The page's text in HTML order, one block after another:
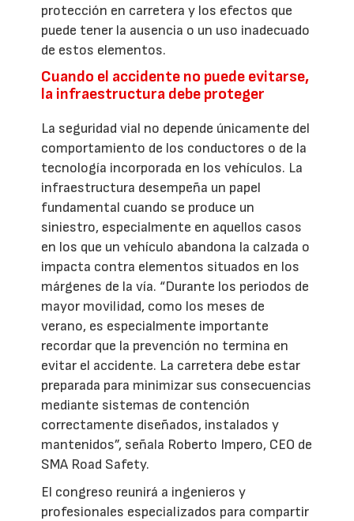
protección en carretera y los efectos que
puede tener la ausencia o un uso inadecuado
de estos elementos.
Cuando el accidente no puede evitarse,
la infraestructura debe proteger
La seguridad vial no depende únicamente del
comportamiento de los conductores o de la
tecnología incorporada en los vehículos. La
infraestructura desempeña un papel
fundamental cuando se produce un
siniestro, especialmente en aquellos casos
en los que un vehículo abandona la calzada o
impacta contra elementos situados en los
márgenes de la vía. “Durante los periodos de
mayor movilidad, como los meses de
verano, es especialmente importante
recordar que la prevención no termina en
evitar el accidente. La carretera debe estar
preparada para minimizar sus consecuencias
mediante sistemas de contención
correctamente diseñados, instalados y
mantenidos”, señala Roberto Impero, CEO de
SMA Road Safety.
El congreso reunirá a ingenieros y
profesionales especializados para compartir